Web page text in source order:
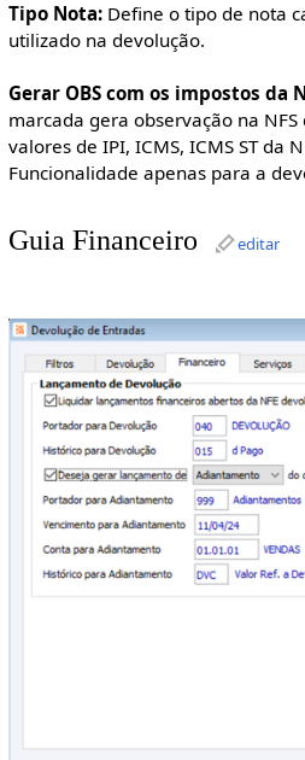
Tipo Nota:Define o tipo de nota
utilizado na devolução.
Gerar OBS com os impostos da
marcada gera observação na
valores de IPI, ICMS, ICMS ST da
Funcionalidade apenas para a
Guia Financeiro editar